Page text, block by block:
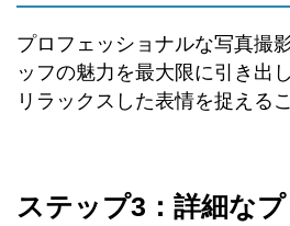
プロフェッショナルな写真撮
ッフの魅力を最大限に引き出
リラックスした表情を捉える
ステップ3：詳細な